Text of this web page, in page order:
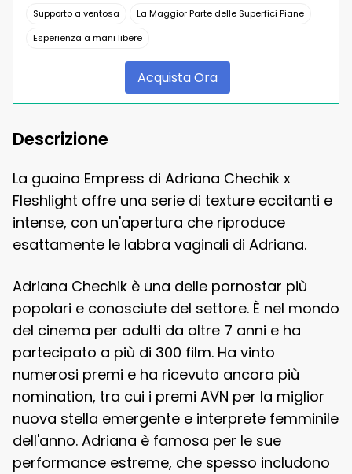
Supporto a ventosa
La Maggior Parte delle Superfici Piane
Esperienza a mani libere
Acquista Ora
Descrizione
La guaina Empress di Adriana Chechik x
Fleshlight offre una serie di texture eccitanti e
intense, con un'apertura che riproduce
esattamente le labbra vaginali di Adriana.
Adriana Chechik è una delle pornostar più
popolari e conosciute del settore. È nel mondo
del cinema per adulti da oltre 7 anni e ha
partecipato a più di 300 film. Ha vinto
numerosi premi e ha ricevuto ancora più
nomination, tra cui i premi AVN per la miglior
nuova stella emergente e interprete femminile
dell'anno. Adriana è famosa per le sue
performance estreme, che spesso includono